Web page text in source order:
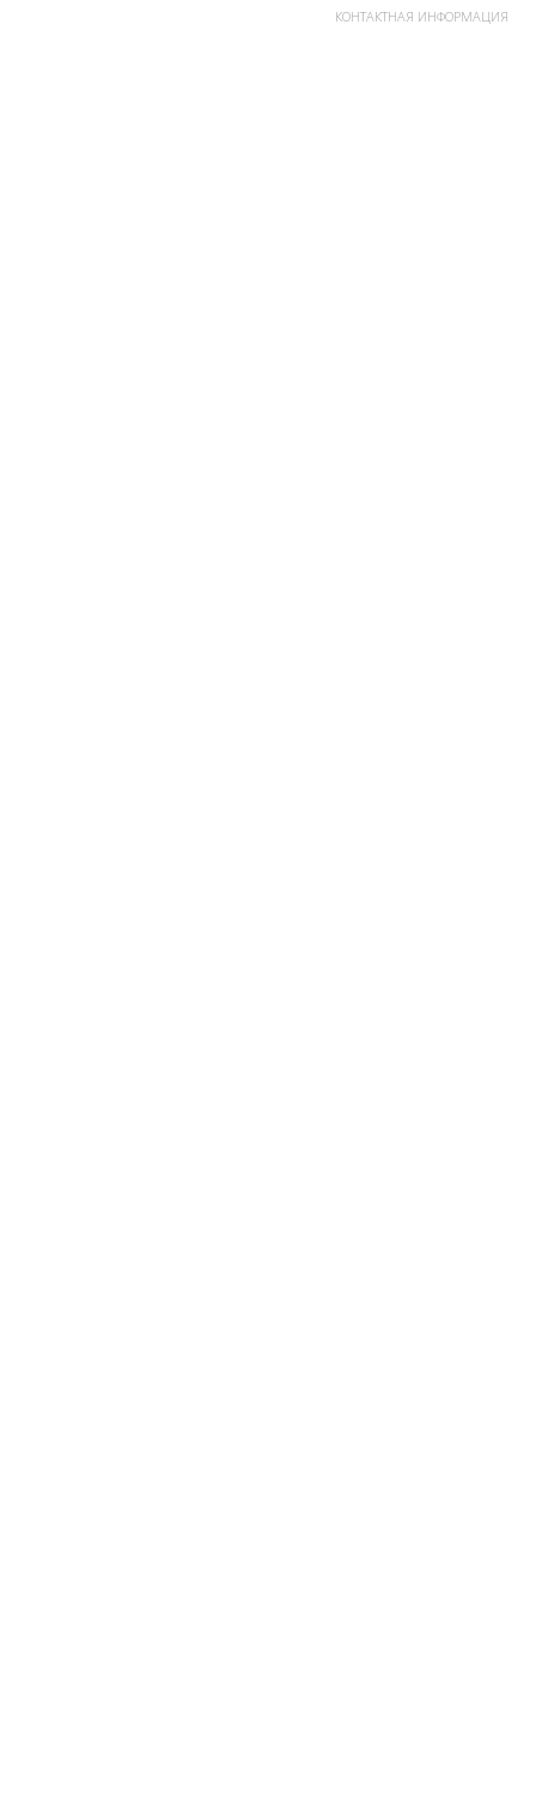
КОНТАКТНАЯ ИНФОРМАЦИЯ